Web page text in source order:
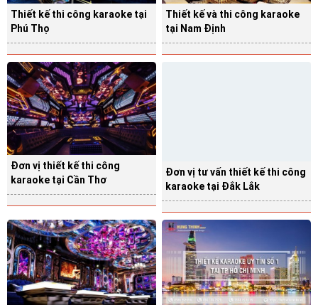
Thiết kế thi công karaoke tại
Phú Thọ
Thiết kế và thi công karaoke
tại Nam Định
Đơn vị thiết kế thi công
karaoke tại Cần Thơ
Đơn vị tư vấn thiết kế thi công
karaoke tại Đắk Lắk